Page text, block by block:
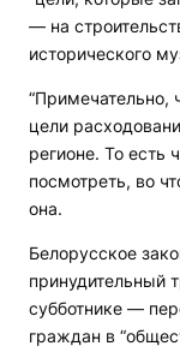
— на
исторического
“Примечательно,
цели
регионе. То
посмотреть, во
она.
Белорусское
принудительный
субботнике —
граждан в